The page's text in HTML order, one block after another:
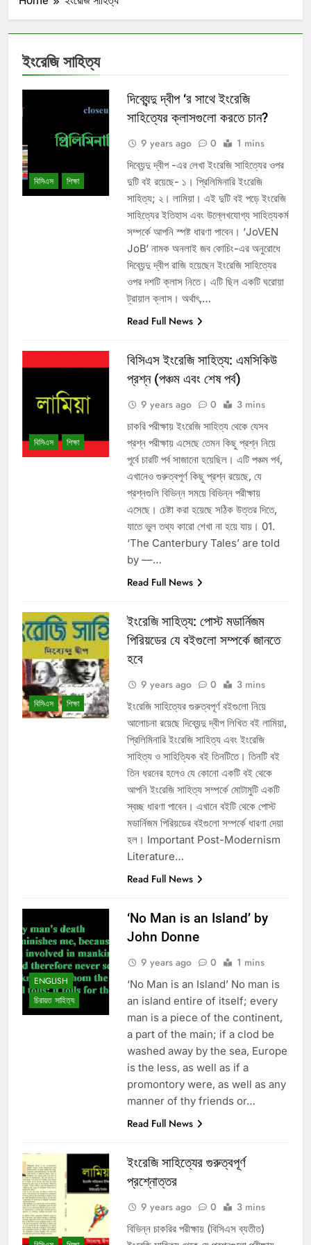
ইংরেজি সাহিত্য
বিসিএস শিক্ষা
দিব্যেন্দু দ্বীপ ‘র সাথে ইংরেজি
সাহিত্যের ক্লাসগুলো করতে চান?
9 years ago 0 1 mins
দিব্যেন্দু দ্বীপ -এর লেখা ইংরেজি সাহিত্যের ওপর
দুটি বই রয়েছে- ১। প্রিলিমিনারি ইংরেজি
সাহিত্য; ২। লামিয়া। এই দুটি বই পড়ে ইংরেজি
সাহিত্যের ইতিহাস এবং উল্লেখযোগ্য সাহিত্যকর্ম
সম্পর্কে আপনি স্পষ্ট ধারণা পাবেন। ‘JoVEN
JoB‘ নামক অনলাই জব কোচিং-এর অনুরোধে
দিব্যেন্দু দ্বীপ রাজি হয়েছেন ইংরেজি সাহিত্যের
ওপর দশটি ক্লাস নিতে। এটি ছিল একটি ঘরোয়া
ট্রায়াল ক্লাস। অর্থাৎ,…
Read Full News
বিসিএস শিক্ষা
বিসিএস ইংরেজি সাহিত্য: এমসিকিউ
প্রশ্ন (পঞ্চম এবং শেষ পর্ব)
9 years ago 0 3 mins
চাকরি পরীক্ষায় ইংরেজি সাহিত্য থেকে যেসব
প্রশ্ন পরীক্ষায় এসেছে তেমন কিছু প্রশ্ন নিয়ে
পূর্বে চারটি পর্ব সাজানো হয়েছিল। এটি পঞ্চম পর্ব,
এখানেও গুরুত্বপূর্ণ কিছু প্রশ্ন রয়েছে, যে
প্রশ্নগুলি বিভিন্ন সময়ে বিভিন্ন পরীক্ষায়
এসেছে। চেষ্টা করা হয়েছে সঠিক উত্তর দিতে,
যাতে ভুল তথ্য কারো শেখা না হয়ে যায়। 01.
‘The Canterbury Tales’ are told
by ––…
Read Full News
বিসিএস শিক্ষা
ইংরেজি সাহিত্য: পোস্ট মডার্নিজম
পিরিয়ডের যে বইগুলো সম্পর্কে জানতে
হবে
9 years ago 0 3 mins
ইংরেজি সাহিত্যের গুরুত্বপূর্ণ বইগুলো নিয়ে
আলোচনা রয়েছে দিব্যেন্দু দ্বীপ লিখিত বই লামিয়া,
প্রিলিমিনারি ইংরেজি সাহিত্য এবং ইংরেজি
সাহিত্য ও সাহিত্যিক বই তিনটিতে। তিনটি বই
তিন ধরনের হলেও যে কোনো একটি বই থেকে
আপনি ইংরেজি সাহিত্য সম্পর্কে মোটামুটি একটি
স্বচ্ছ ধারণা পাবেন। এখানে বইটি থেকে পোস্ট
মডার্নিজম পিরিয়ডের বইগুলো সম্পর্কে ধারণা দেয়া
হল। Important Post-Modernism
Literature…
Read Full News
ENGLISH
চিরায়ত সাহিত্য
‘No Man is an Island’ by
John Donne
9 years ago 0 1 mins
‘No Man is an Island’ No man is
an island entire of itself; every
man is a piece of the continent,
a part of the main; if a clod be
washed away by the sea, Europe
is the less, as well as if a
promontory were, as well as any
manner of thy friends or…
Read Full News
ইংরেজি সাহিত্যের গুরুত্বপূর্ণ
প্রশ্নোত্তর
9 years ago 0 3 mins
বিভিন্ন চাকরির পরীক্ষায় (বিসিএস ব্যতীত)